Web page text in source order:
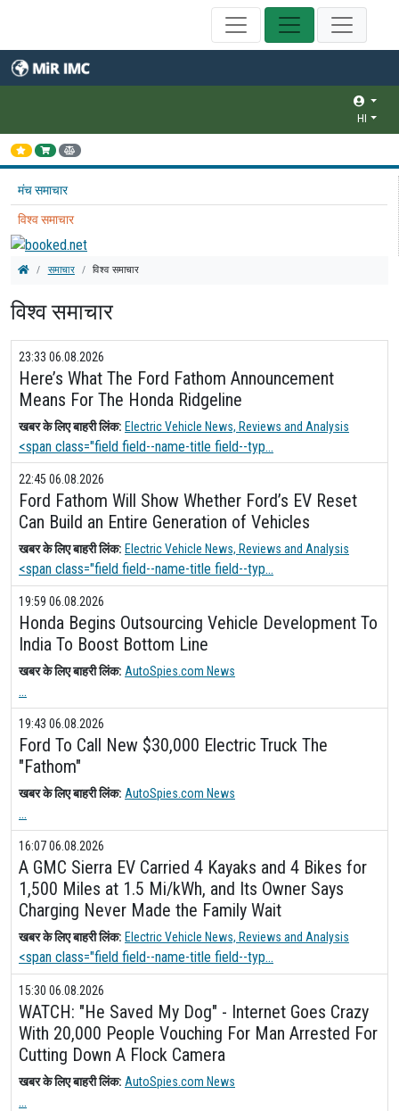
HI
मंच समाचार
विश्व समाचार
समाचार विश्व समाचार
विश्व समाचार
23:33 06.08.2026
Here’s What The Ford Fathom Announcement
Means For The Honda Ridgeline
खबर के लिए बाहरी लिंक: Electric Vehicle News, Reviews and Analysis
<span class="field field--name-title field--typ...
22:45 06.08.2026
Ford Fathom Will Show Whether Ford’s EV Reset
Can Build an Entire Generation of Vehicles
खबर के लिए बाहरी लिंक: Electric Vehicle News, Reviews and Analysis
<span class="field field--name-title field--typ...
19:59 06.08.2026
Honda Begins Outsourcing Vehicle Development To
India To Boost Bottom Line
खबर के लिए बाहरी लिंक: AutoSpies.com News
...
19:43 06.08.2026
Ford To Call New $30,000 Electric Truck The
"Fathom"
खबर के लिए बाहरी लिंक: AutoSpies.com News
...
16:07 06.08.2026
A GMC Sierra EV Carried 4 Kayaks and 4 Bikes for
1,500 Miles at 1.5 Mi/kWh, and Its Owner Says
Charging Never Made the Family Wait
खबर के लिए बाहरी लिंक: Electric Vehicle News, Reviews and Analysis
<span class="field field--name-title field--typ...
15:30 06.08.2026
WATCH: "He Saved My Dog" - Internet Goes Crazy
With 20,000 People Vouching For Man Arrested For
Cutting Down A Flock Camera
खबर के लिए बाहरी लिंक: AutoSpies.com News
...